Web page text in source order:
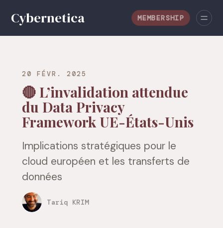
MEMBERSHIP
20 FÉVR. 2025
🔴 L’invalidation attendue
du Data Privacy
Framework UE-États-Unis
Implications stratégiques pour le
cloud européen et les transferts de
données
Tariq KRIM